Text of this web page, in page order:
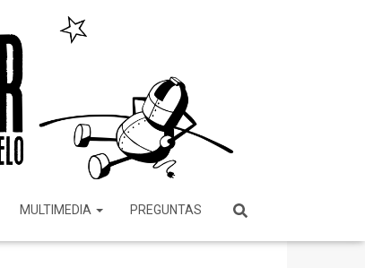
MULTIMEDIA PREGUNTAS